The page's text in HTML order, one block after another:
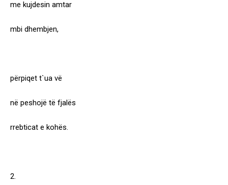
me kujdesin amtar
mbi dhembjen,
përpiqet t`ua vë
në peshojë të fjalës
rrebticat e kohës.
2.